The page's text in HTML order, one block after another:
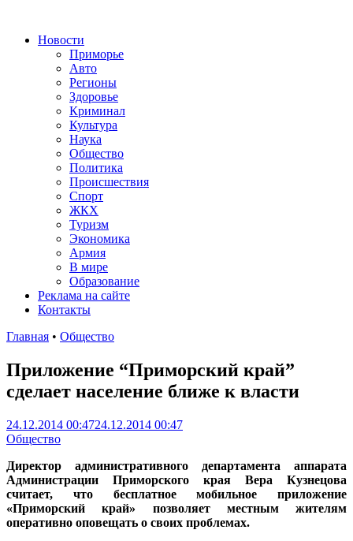
Новости
Приморье
Авто
Регионы
Здоровье
Криминал
Культура
Наука
Общество
Политика
Происшествия
Спорт
ЖКХ
Туризм
Экономика
Армия
В мире
Образование
Реклама на сайте
Контакты
Главная • Общество
Приложение “Приморский край”
сделает население ближе к власти
24.12.2014 00:4724.12.2014 00:47
Общество
Директор административного департамента аппарата
Администрации Приморского края Вера Кузнецова
считает, что бесплатное мобильное приложение
«Приморский край» позволяет местным жителям
оперативно оповещать о своих проблемах.